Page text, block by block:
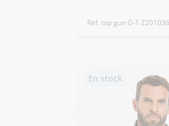
Réf. top gun G-1
En stock